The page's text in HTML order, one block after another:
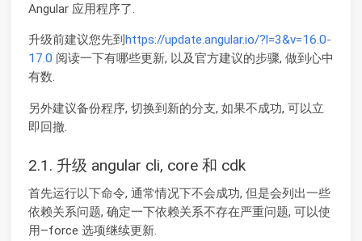
Angular 应用程序了.
升级前建议您先到 https://update.angular.io/?l=3&v=16.0-
17.0 阅读一下有哪些更新, 以及官方建议的步骤, 做到心中
有数.
另外建议备份程序, 切换到新的分支, 如果不成功, 可以立
即回撤.
2.1. 升级 angular cli, core 和 cdk
首先运行以下命令, 通常情况下不会成功, 但是会列出一些
依赖关系问题, 确定一下依赖关系不存在严重问题, 可以使
用–force 选项继续更新.